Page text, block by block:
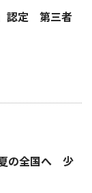
認定 第三者
の全国へ 少